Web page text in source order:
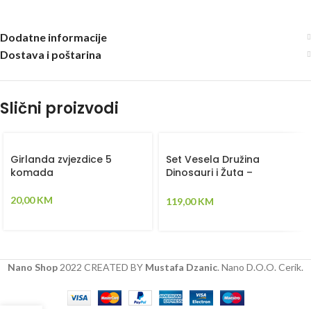
Dodatne informacije
Dostava i poštarina
Slični proizvodi
Girlanda zvjezdice 5
komada
20,00KM
Set Vesela Družina
Dinosauri i Žuta –
pletenica, plahta, jastuk,
119,00KM
Nano Shop 2022 CREATED BY Mustafa Dzanic. Nano D.O.O. Cerik.